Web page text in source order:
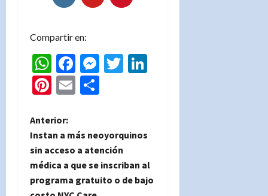
Compartir en:
WhatsApp
Facebook
Messenger
Twitter
Pinterest
Email
N
a
v
Anterior:
Instan a más neoyorquinos
sin acceso a atención
médica a que se inscriban al
programa gratuito o de bajo